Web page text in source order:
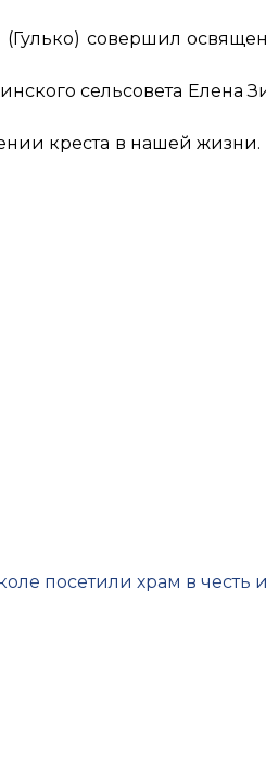
совершил
сельсовета
креста в нашей